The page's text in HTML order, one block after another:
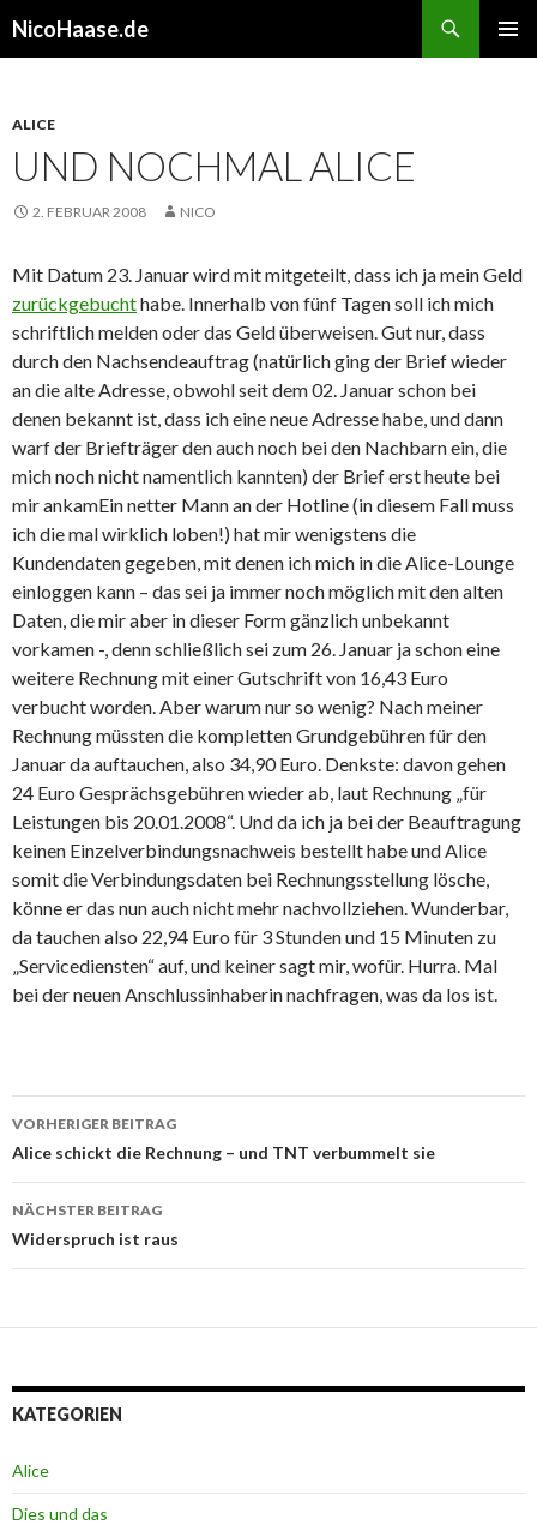
NicoHaase.de
ALICE
UND NOCHMAL ALICE
2. FEBRUAR 2008 NICO
Mit Datum 23. Januar wird mit mitgeteilt, dass ich ja mein Geld
zurückgebuchthabe. Innerhalb von fünf Tagen soll ich mich
schriftlich melden oder das Geld überweisen. Gut nur, dass
durch den Nachsendeauftrag (natürlich ging der Brief wieder
an die alte Adresse, obwohl seit dem 02. Januar schon bei
denen bekannt ist, dass ich eine neue Adresse habe, und dann
warf der Briefträger den auch noch bei den Nachbarn ein, die
mich noch nicht namentlich kannten) der Brief erst heute bei
mir ankamEin netter Mann an der Hotline (in diesem Fall muss
ich die mal wirklich loben!) hat mir wenigstens die
Kundendaten gegeben, mit denen ich mich in die Alice-Lounge
einloggen kann – das sei ja immer noch möglich mit den alten
Daten, die mir aber in dieser Form gänzlich unbekannt
vorkamen -, denn schließlich sei zum 26. Januar ja schon eine
weitere Rechnung mit einer Gutschrift von 16,43 Euro
verbucht worden. Aber warum nur so wenig? Nach meiner
Rechnung müssten die kompletten Grundgebühren für den
Januar da auftauchen, also 34,90 Euro. Denkste: davon gehen
24 Euro Gesprächsgebühren wieder ab, laut Rechnung „für
Leistungen bis 20.01.2008“. Und da ich ja bei der Beauftragung
keinen Einzelverbindungsnachweis bestellt habe und Alice
somit die Verbindungsdaten bei Rechnungsstellung lösche,
könne er das nun auch nicht mehr nachvollziehen. Wunderbar,
da tauchen also 22,94 Euro für 3 Stunden und 15 Minuten zu
„Servicediensten“ auf, und keiner sagt mir, wofür. Hurra. Mal
bei der neuen Anschlussinhaberin nachfragen, was da los ist.
Beitrags-
Navigation
VORHERIGER BEITRAG
Alice schickt die Rechnung – und TNT verbummelt sie
NÄCHSTER BEITRAG
Widerspruch ist raus
KATEGORIEN
Alice
Dies und das